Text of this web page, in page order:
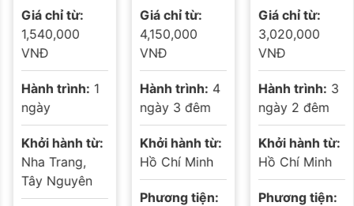
Bảo Tàng Thế
Giới Cà Phê –
Núi Đá Voi –
Hồ Lăk 2026
Giá chỉ từ:
1,540,000
VNĐ
Hành trình:1
ngày
Khởi hành từ:
Nha Trang,
Tây Nguyên
4N3Đ: Mỹ Tho
– Châu Đốc –
Cần Thơ – Cà
Mau – Bạc
Liêu – Sóc
Trăng
Giá chỉ từ:
4,150,000
VNĐ
Hành trình:4
ngày 3 đêm
Khởi hành từ:
Hồ Chí Minh
Phương tiện:
– Cần Thơ –
Cà Mau – Đất
Mũi – Bạc Liêu
– Sóc Trăng
Giá chỉ từ:
3,020,000
VNĐ
Hành trình:3
ngày 2 đêm
Khởi hành từ:
Hồ Chí Minh
Phương tiện: